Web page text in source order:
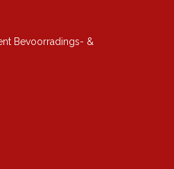
Bevoorradings- &